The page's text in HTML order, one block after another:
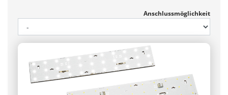
Anschlussmöglichkeit